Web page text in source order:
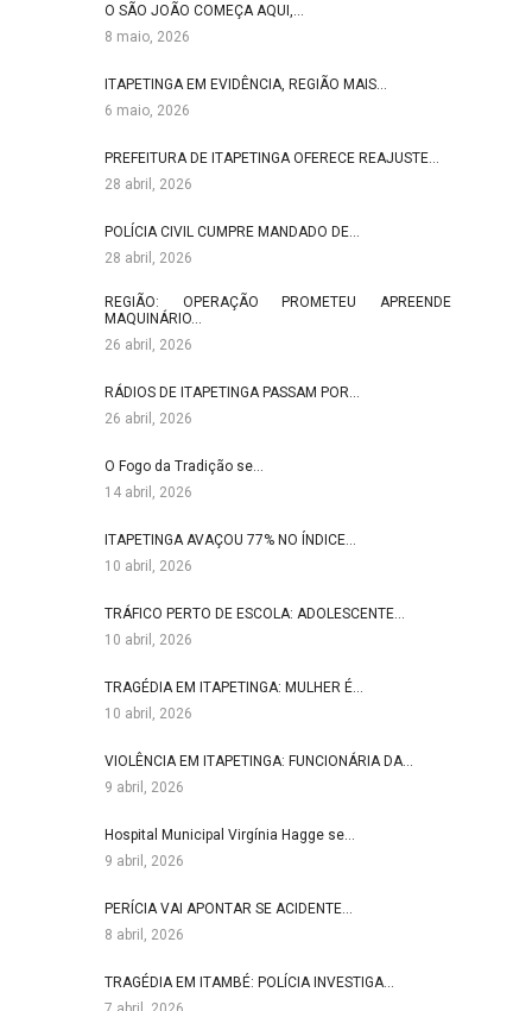
O SÃO JOÃO COMEÇA AQUI,…
8 maio, 2026
ITAPETINGA EM EVIDÊNCIA, REGIÃO MAIS…
6 maio, 2026
PREFEITURA DE ITAPETINGA OFERECE REAJUSTE…
28 abril, 2026
POLÍCIA CIVIL CUMPRE MANDADO DE…
28 abril, 2026
REGIÃO: OPERAÇÃO PROMETEU APREENDE
MAQUINÁRIO…
26 abril, 2026
RÁDIOS DE ITAPETINGA PASSAM POR…
26 abril, 2026
O Fogo da Tradição se…
14 abril, 2026
ITAPETINGA AVAÇOU 77% NO ÍNDICE…
10 abril, 2026
TRÁFICO PERTO DE ESCOLA: ADOLESCENTE…
10 abril, 2026
TRAGÉDIA EM ITAPETINGA: MULHER É…
10 abril, 2026
VIOLÊNCIA EM ITAPETINGA: FUNCIONÁRIA DA…
9 abril, 2026
Hospital Municipal Virgínia Hagge se…
9 abril, 2026
PERÍCIA VAI APONTAR SE ACIDENTE…
8 abril, 2026
TRAGÉDIA EM ITAMBÉ: POLÍCIA INVESTIGA…